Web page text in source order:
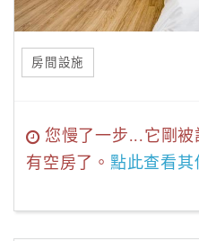
房間設施
您慢了一步...它剛
有空房了。 點此查看其